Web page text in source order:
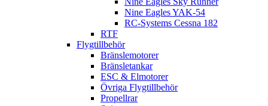
Nine Eagles YAK-54
RC-Systems Cessna 182
RTF
Flygtillbehör
Bränslemotorer
Bränsletankar
ESC & Elmotorer
Övriga Flygtillbehör
Propellrar